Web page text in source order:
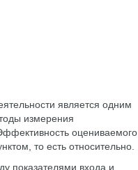
является одним
измерения
оцениваемого
то есть относительно.
показателями входа и